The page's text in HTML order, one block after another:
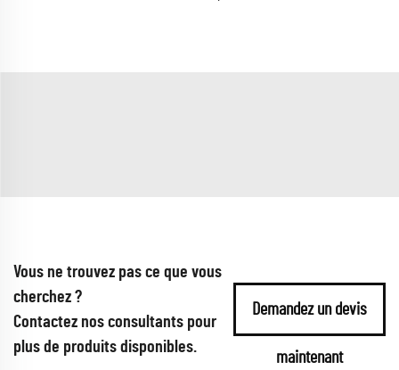
Vous ne trouvez pas ce que vous
cherchez ?
Contactez nos consultants pour
plus de produits disponibles.
Demandez un devis
maintenant